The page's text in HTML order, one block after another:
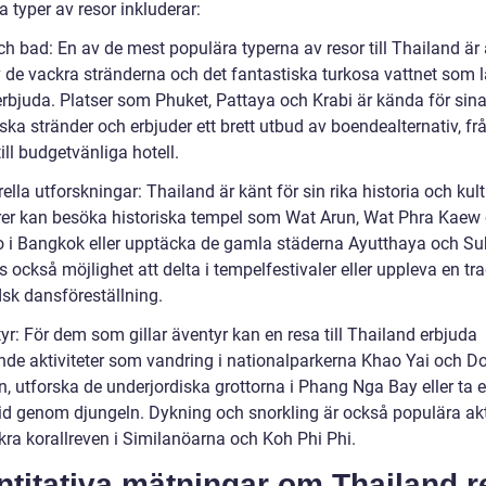
typer av resor inkluderar:
bad: En av de mest populära typerna av resor till Thailand är
de vackra stränderna och det fantastiska turkosa vattnet som
Platser som Phuket, Pattaya och Krabi är kända för sina
stränder och erbjuder ett brett utbud av boendealternativ,
budgetvänliga hotell.
utforskningar: Thailand är känt för sin rika historia och
kan besöka historiska tempel som Wat Arun, Wat Phra Kaew
i Bangkok eller upptäcka de gamla städerna Ayutthaya och
också möjlighet att delta i tempelfestivaler eller uppleva en
dansföreställning.
För dem som gillar äventyr kan en resa till Thailand erbjuda
aktiviteter som vandring i nationalparkerna Khao Yai och
utforska de underjordiska grottorna i Phang Nga Bay eller ta
genom djungeln. Dykning och snorkling är också populära
korallreven i Similanöarna och Koh Phi Phi.